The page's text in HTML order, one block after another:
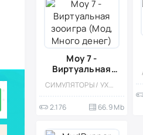
Мoy 7 -
Виртуальная
зооигра (Мод,
Много денег)СИМУЛЯТОРЫ / УХОД / ПИТОМЦЫ / КАЗУАЛЬНЫЕ / ОДНОПОЛЬЗОВАТЕЛЬСКИЕ / СТИЛИЗАЦИЯ / ПО МУЛЬТФИЛЬМАМ / ОФЛАЙН / МОД
2.176 66.9 Mb